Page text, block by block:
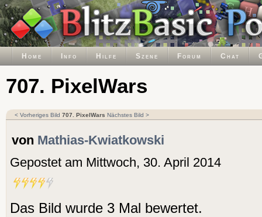
Home Info Hilfe Szene Forum Chat
707. PixelWars
< Vorheriges Bild 707. PixelWars Nächstes Bild >
von Mathias-Kwiatkowski
Gepostet am Mittwoch, 30. April 2014
Das Bild wurde 3 Mal bewertet.